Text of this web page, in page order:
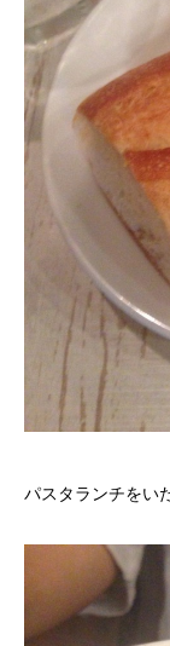
パスタランチをい